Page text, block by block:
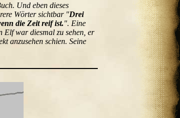
Und eben dieses
Wörter sichtbar "Drei
die Zeit reif ist.". Eine
Elf war diesmal zu sehen, er
anzusehen schien. Seine